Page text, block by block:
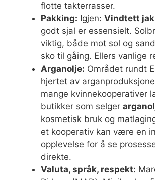
flotte takterrasser.
Pakking: Igjen: Vindtett
godt sjal er essensielt.
viktig, både mot sol og
sko til gåing. Ellers vanlige
Arganolje: Området rundt
hjertet av
mange kvinnekooperativer
butikker som selger
kosmetisk bruk og
et kooperativ kan være en
opplevelse for å se
direkte.
Valuta, språk, respekt: